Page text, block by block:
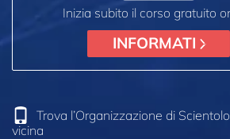
Inizia subito il corso gratuito
INFORMATI
Trova l’Organizzazione di
vicina